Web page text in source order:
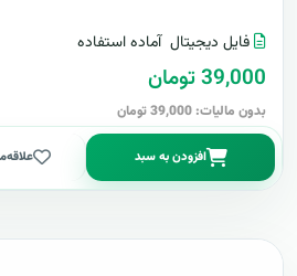
فایل دیجیتال آماده استفاده
39,000 تومان
بدون مالیات: 39,000 تومان
افزودن به سبد